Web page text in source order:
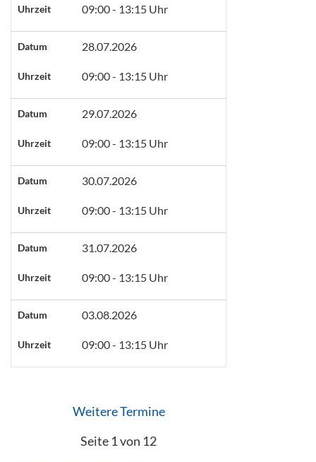
Uhrzeit 09:00 - 13:15 Uhr
Datum 28.07.2026
Uhrzeit 09:00 - 13:15 Uhr
Datum 29.07.2026
Uhrzeit 09:00 - 13:15 Uhr
Datum 30.07.2026
Uhrzeit 09:00 - 13:15 Uhr
Datum 31.07.2026
Uhrzeit 09:00 - 13:15 Uhr
Datum 03.08.2026
Uhrzeit 09:00 - 13:15 Uhr
Weitere Termine
Seite 1 von 12